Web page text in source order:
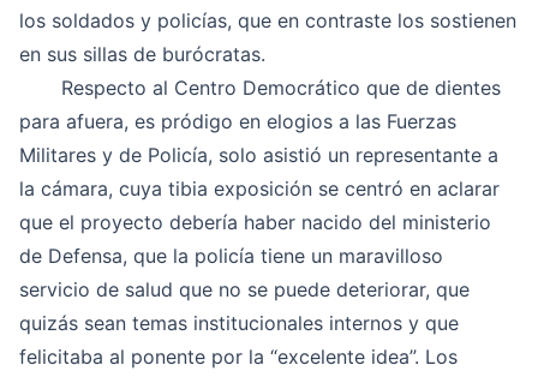
los soldados y policías, que en contraste los sostienen
en sus sillas de burócratas.
Respecto al Centro Democrático que de dientes
para afuera, es pródigo en elogios a las Fuerzas
Militares y de Policía, solo asistió un representante a
la cámara, cuya tibia exposición se centró en aclarar
que el proyecto debería haber nacido del ministerio
de Defensa, que la policía tiene un maravilloso
servicio de salud que no se puede deteriorar, que
quizás sean temas institucionales internos y que
felicitaba al ponente por la “excelente idea”. Los